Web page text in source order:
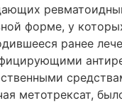
форме, у
ранее
метотрексат,